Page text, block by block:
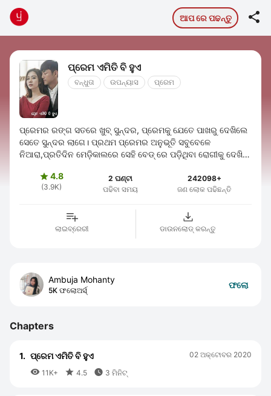
ଆପ ରେ ପଢନ୍ତୁ 
ପ୍ରେମ ଏମିତି ବି ହୁଏ
ବନ୍ଧୁତା ଉପନ୍ୟାସ ପ୍ରେମ
ପ୍ରେମର ରଙ୍ଗ ସତରେ ଖୁବ୍ ସୁନ୍ଦର, ପ୍ରେମକୁ ଯେତେ ପାଖରୁ ଦେଖିଲେ
ସେତେ ସୁନ୍ଦର ଲାଗେ। ପ୍ରଥମ ପ୍ରେମର ଅନୁଭୂତି ସବୁବେଳେ
ନିଆରା,ପ୍ରତିଦିନ ମେଡ଼ିକାଲରେ ସେହି ବେଡ୍ ରେ ପଡ଼ିଥିବା ରୋଗୀକୁ ଦେଖି
4.8
(3.9K)
2 ଘଣ୍ଟା
ପଢିବା ସମୟ
242098+
ଜଣ ଲୋକ ପଢିଛନ୍ତି
ଲାଇବ୍ରେରୀ ଡାଉନଲୋଡ୍ କରନ୍ତୁ
Ambuja Mohanty
5K ଫଲୋଅର୍ସ୍
ଫଲୋ
Chapters
1. ପ୍ରେମ ଏମିତି ବି ହୁଏ
 11K+  4.5  3 ମିନିଟ୍
02 ଅକ୍ଟୋବର 2020